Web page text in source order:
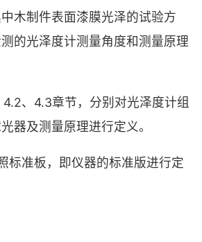
木制件表面漆膜光泽的试验方
的光泽度计测量角度和测量原理
、4.3章节，分别对光泽度计组
器及测量原理进行定义。
标准板，即仪器的标准版进行定